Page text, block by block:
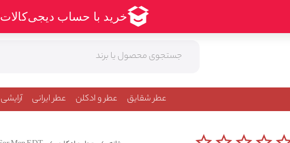
عطر شقایق عطر و ادکلن عطر ایرانی آرایشی